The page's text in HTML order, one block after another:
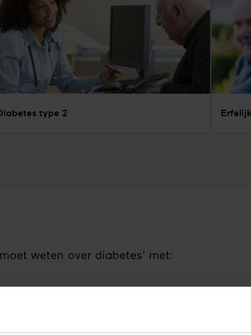
type 2
weten over diabetes' met: